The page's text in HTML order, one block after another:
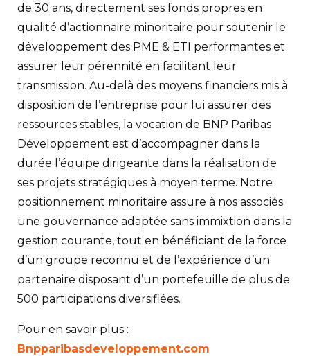
de 30 ans, directement ses fonds propres en
qualité d’actionnaire minoritaire pour soutenir le
développement des PME & ETI performantes et
assurer leur pérennité en facilitant leur
transmission. Au-delà des moyens financiers mis à
disposition de l’entreprise pour lui assurer des
ressources stables, la vocation de BNP Paribas
Développement est d’accompagner dans la
durée l’équipe dirigeante dans la réalisation de
ses projets stratégiques à moyen terme. Notre
positionnement minoritaire assure à nos associés
une gouvernance adaptée sans immixtion dans la
gestion courante, tout en bénéficiant de la force
d’un groupe reconnu et de l’expérience d’un
partenaire disposant d’un portefeuille de plus de
500 participations diversifiées.
Pour en savoir plus :
Bnpparibasdeveloppement.com